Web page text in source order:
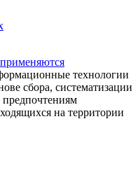
применяются
технологии
сбора, систематизации
предпочтениям
на территории